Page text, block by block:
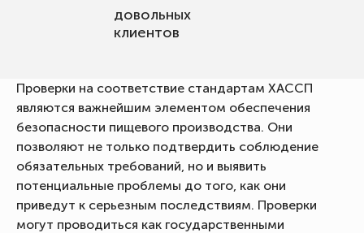
довольных
клиентов
Проверки на соответствие стандартам ХАССП
являются важнейшим элементом обеспечения
безопасности пищевого производства. Они
позволяют не только подтвердить соблюдение
обязательных требований, но и выявить
потенциальные проблемы до того, как они
приведут к серьезным последствиям. Проверки
могут проводиться как государственными